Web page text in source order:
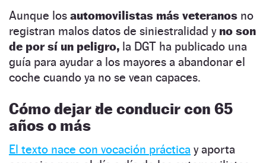
Aunque los automovilistas más veteranos no
registran malos datos de siniestralidad y no son
de por sí un peligro, la DGT ha publicado una
guía para ayudar a los mayores a abandonar el
coche cuando ya no se vean capaces.
Cómo dejar de conducir con 65
años o más
El texto nace con vocación práctica y aporta